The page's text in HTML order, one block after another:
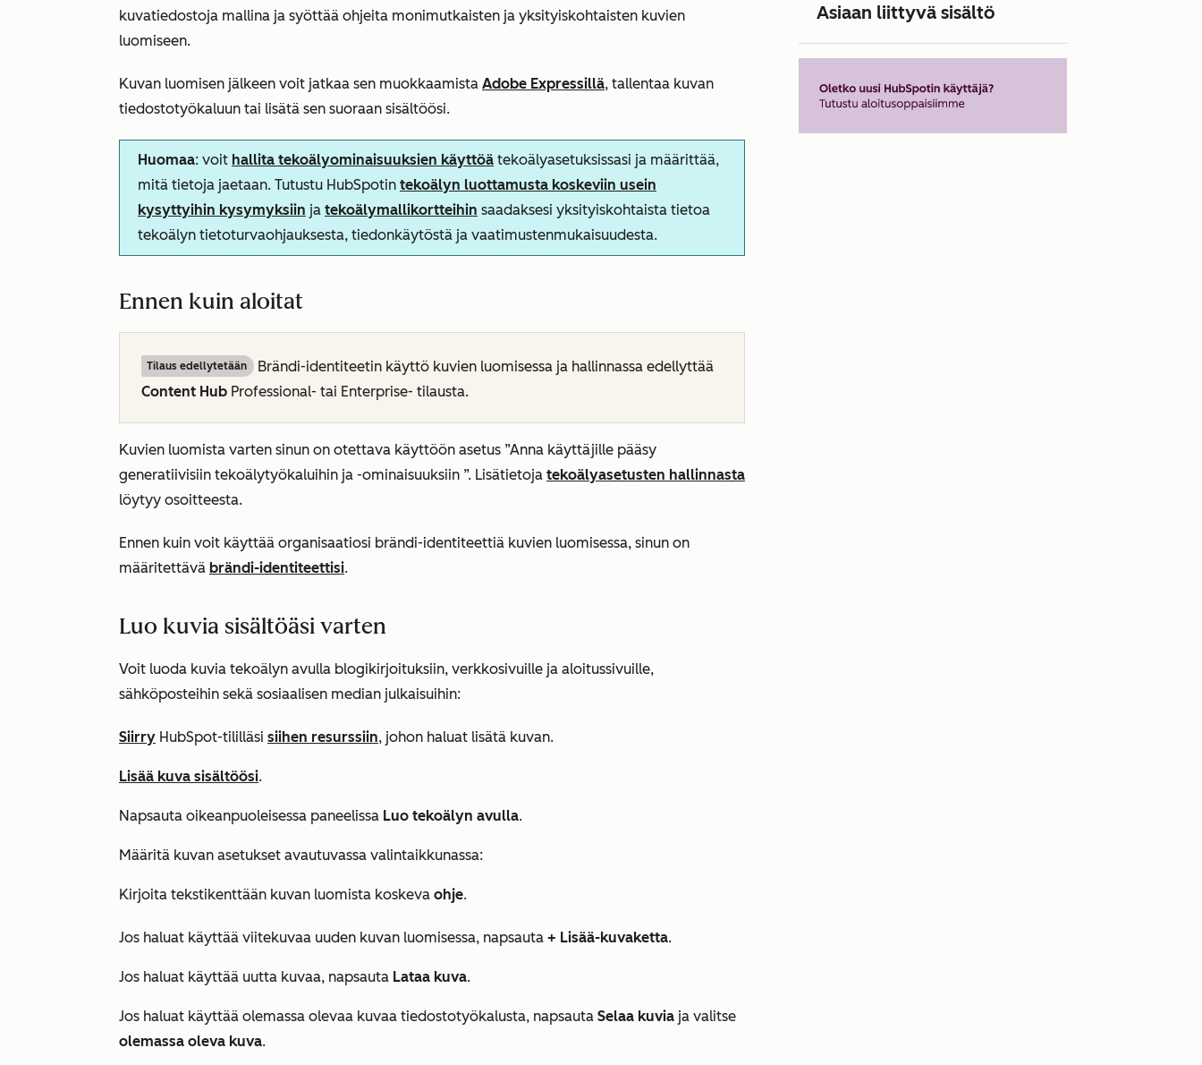
kuvatiedostoja mallina ja syöttää ohjeita monimutkaisten ja yksityiskohtaisten kuvien
luomiseen.
Kuvan luomisen jälkeen voit jatkaa sen muokkaamista Adobe Expressillä, tallentaa kuvan
tiedostotyökaluun tai lisätä sen suoraan sisältöösi.
Huomaa: voit hallita tekoälyominaisuuksien käyttöä tekoälyasetuksissasi ja määrittää,
mitä tietoja jaetaan. Tutustu HubSpotin tekoälyn luottamusta koskeviin usein
kysyttyihin kysymyksiin ja tekoälymallikortteihin saadaksesi yksityiskohtaista tietoa
tekoälyn tietoturvaohjauksesta, tiedonkäytöstä ja vaatimustenmukaisuudesta.
Ennen kuin aloitat
Tilaus edellytetään
Brändi-identiteetin käyttö kuvien luomisessa ja hallinnassa edellyttää
Content Hub Professional- tai Enterprise- tilausta.
Kuvien luomista varten sinun on otettava käyttöön asetus ”Anna käyttäjille pääsy
generatiivisiin tekoälytyökaluihin ja -ominaisuuksiin ”. Lisätietoja tekoälyasetusten hallinnasta
löytyy osoitteesta.
Ennen kuin voit käyttää organisaatiosi brändi-identiteettiä kuvien luomisessa, sinun on
määritettävä brändi-identiteettisi.
Luo kuvia sisältöäsi varten
Voit luoda kuvia tekoälyn avulla blogikirjoituksiin, verkkosivuille ja aloitussivuille,
sähköposteihin sekä sosiaalisen median julkaisuihin:
Siirry HubSpot-tililläsi siihen resurssiin, johon haluat lisätä kuvan.
Lisää kuva sisältöösi.
Napsauta oikeanpuoleisessa paneelissa Luo tekoälyn avulla.
Määritä kuvan asetukset avautuvassa valintaikkunassa:
Kirjoita tekstikenttään kuvan luomista koskeva ohje.
Jos haluat käyttää viitekuvaa uuden kuvan luomisessa, napsauta + Lisää-kuvaketta.
Jos haluat käyttää uutta kuvaa, napsauta Lataa kuva.
Jos haluat käyttää olemassa olevaa kuvaa tiedostotyökalusta, napsauta Selaa kuvia ja valitse
olemassa oleva kuva.
Asiaan liittyvä sisältö